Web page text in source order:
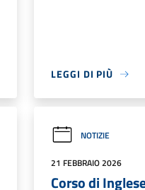
LEGGI DI PIÙ
NOTIZIE
21 FEBBRAIO 2026
Corso di